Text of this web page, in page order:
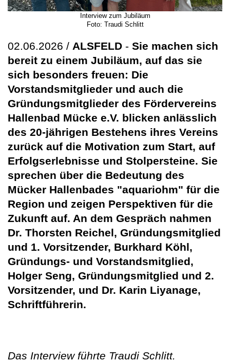
Interview zum Jubiläum
Foto: Traudi Schlitt
02.06.2026 / ALSFELD - Sie machen sich
bereit zu einem Jubiläum, auf das sie
sich besonders freuen: Die
Vorstandsmitglieder und auch die
Gründungsmitglieder des Fördervereins
Hallenbad Mücke e.V. blicken anlässlich
des 20-jährigen Bestehens ihres Vereins
zurück auf die Motivation zum Start, auf
Erfolgserlebnisse und Stolpersteine. Sie
sprechen über die Bedeutung des
Mücker Hallenbades "aquariohm" für die
Region und zeigen Perspektiven für die
Zukunft auf. An dem Gespräch nahmen
Dr. Thorsten Reichel, Gründungsmitglied
und 1. Vorsitzender, Burkhard Köhl,
Gründungs- und Vorstandsmitglied,
Holger Seng, Gründungsmitglied und 2.
Vorsitzender, und Dr. Karin Liyanage,
Schriftführerin.
Das Interview führte Traudi Schlitt.